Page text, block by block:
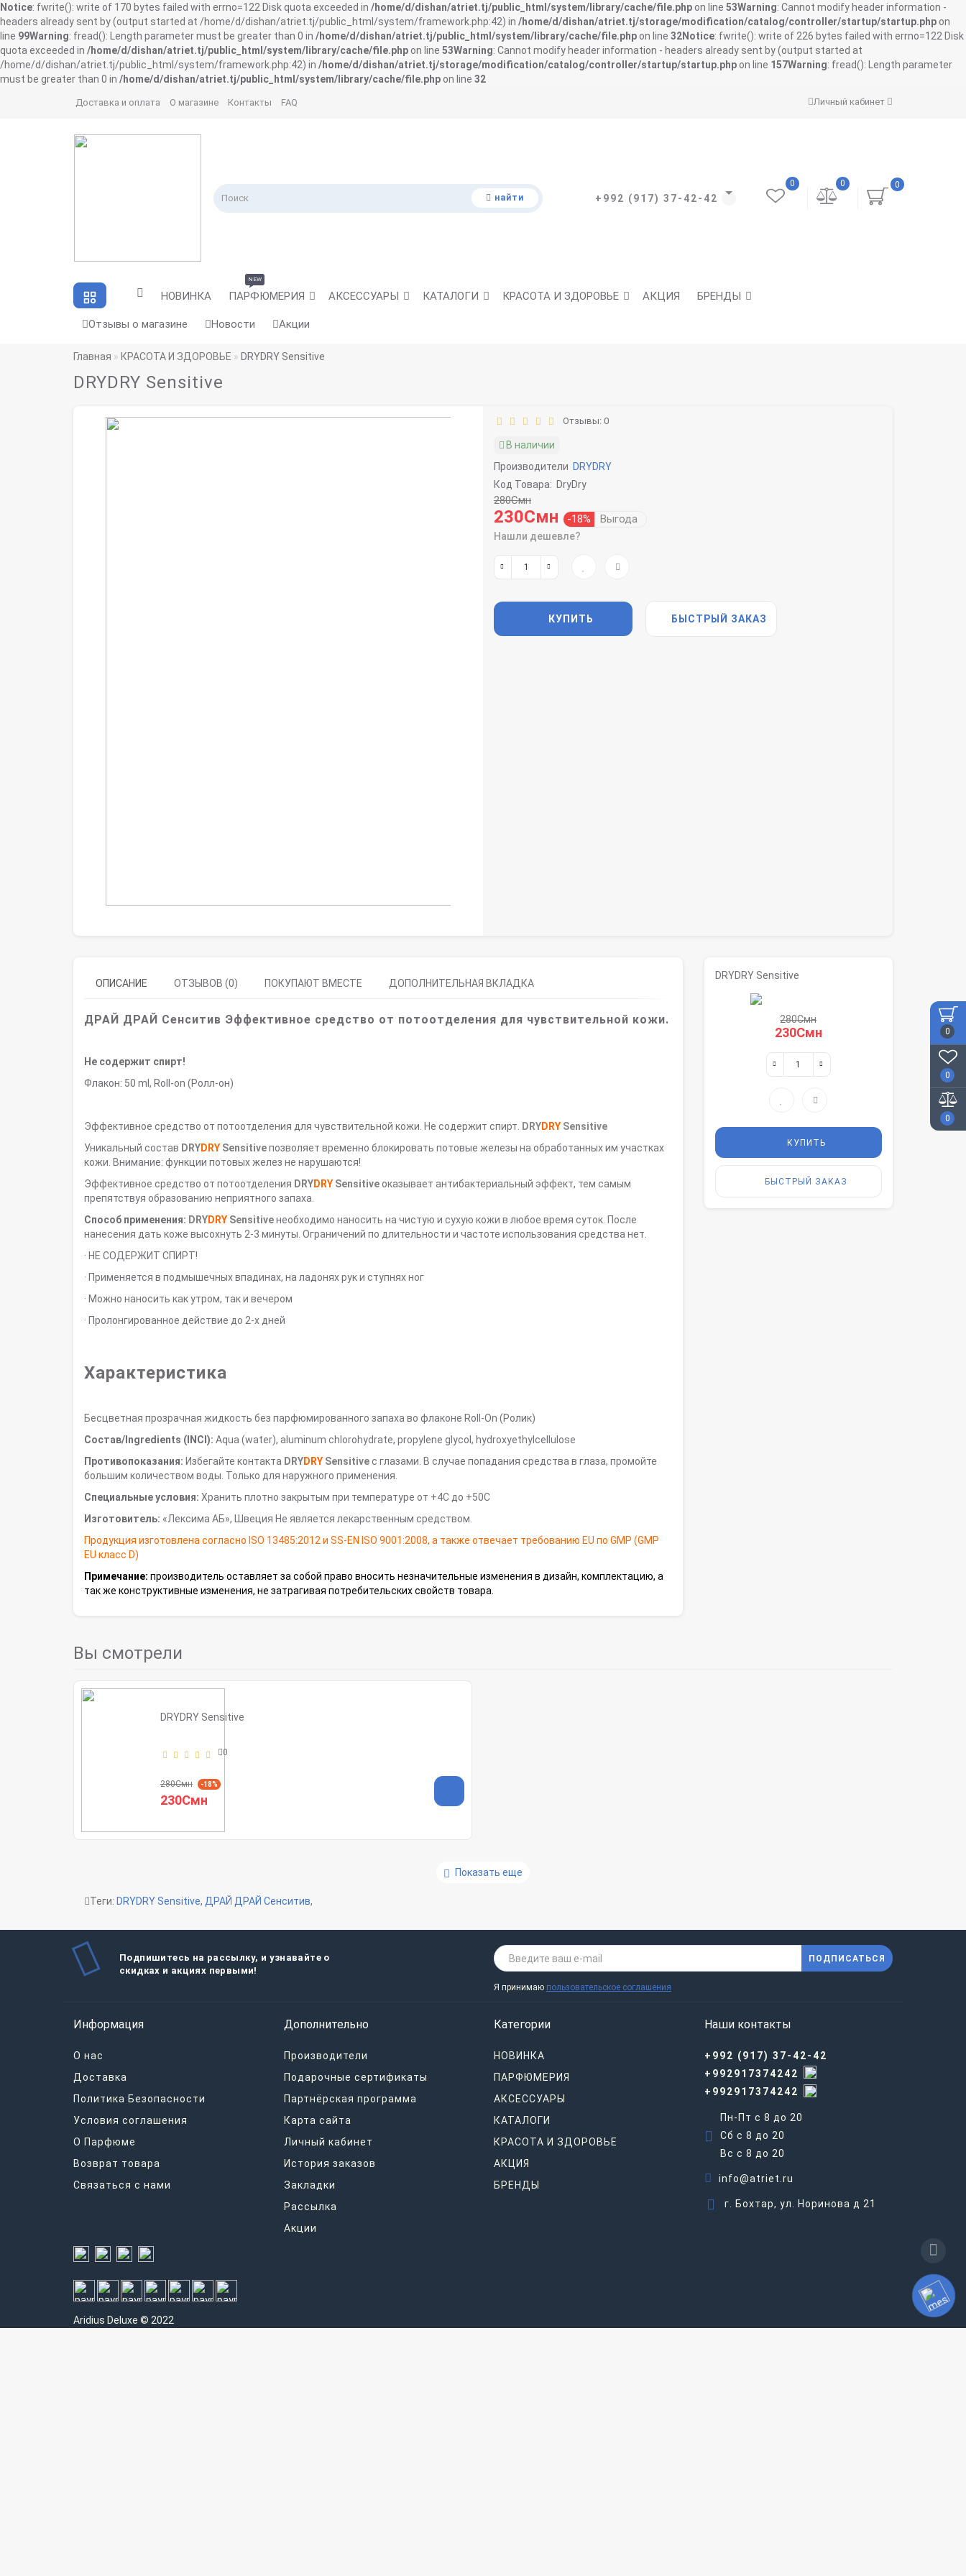
Notice: fwrite(): write of 170 bytes failed with errno=122 Disk quota exceeded in /home/d/dishan/atriet.tj/public_html/system/library/cache/file.php on line 53Warning: Cannot modify header information -
headers already sent by (output started at /home/d/dishan/atriet.tj/public_html/system/framework.php:42) in /home/d/dishan/atriet.tj/storage/modification/catalog/controller/startup/startup.php on
line 99Warning: fread(): Length parameter must be greater than 0 in /home/d/dishan/atriet.tj/public_html/system/library/cache/file.php on line 32Notice: fwrite(): write of 226 bytes failed with errno=122 Disk
quota exceeded in /home/d/dishan/atriet.tj/public_html/system/library/cache/file.php on line 53Warning: Cannot modify header information - headers already sent by (output started at
/home/d/dishan/atriet.tj/public_html/system/framework.php:42) in /home/d/dishan/atriet.tj/storage/modification/catalog/controller/startup/startup.php on line 157Warning: fread(): Length parameter
must be greater than 0 in /home/d/dishan/atriet.tj/public_html/system/library/cache/file.php on line 32
0
0
0
Личный кабинет
Доставка и оплата О магазине Контакты FAQ
найти +992 (917) 37-42-42
0
0
0
НОВИНКА ПАРФЮМЕРИЯ
NEW
АКСЕССУАРЫ КАТАЛОГИ КРАСОТА И ЗДОРОВЬЕ АКЦИЯ БРЕНДЫ
Отзывы о магазине Новости Акции
Главная КРАСОТА И ЗДОРОВЬЕ DRYDRY Sensitive
DRYDRY Sensitive
Отзывы: 0
В наличии
Производители DRYDRY
Код Товара: DryDry
280Смн
230Смн -18% Выгода
Нашли дешевле?
КУПИТЬ БЫСТРЫЙ ЗАКАЗ
ОПИСАНИЕ ОТЗЫВОВ (0) ПОКУПАЮТ ВМЕСТЕ ДОПОЛНИТЕЛЬНАЯ ВКЛАДКА
ДРАЙ ДРАЙ Сенситив Эффективное средство от потоотделения для чувствительной кожи.
Не содержит спирт!
Флакон: 50 ml, Roll-on (Ролл-он)
Эффективное средство от потоотделения для чувствительной кожи. Не содержит спирт. DRYDRY Sensitive
Уникальный состав DRYDRY Sensitiveпозволяет временно блокировать потовые железы на обработанных им участках
кожи. Внимание: функции потовых желез не нарушаются!
Эффективное средство от потоотделения DRYDRY Sensitiveоказывает антибактериальный эффект, тем самым
препятствуя образованию неприятного запаха.
Способ применения: DRYDRY Sensitiveнеобходимо наносить на чистую и сухую кожи в любое время суток. После
нанесения дать коже высохнуть 2-3 минуты. Ограничений по длительности и частоте использования средства нет.
· НЕ СОДЕРЖИТ СПИРТ!
· Применяется в подмышечных впадинах, на ладонях рук и ступнях ног
· Можно наносить как утром, так и вечером
· Пролонгированное действие до 2-х дней
Характеристика
Бесцветная прозрачная жидкость без парфюмированного запаха во флаконе Roll-On (Ролик)
Состав/Ingredients (INCI): Aqua (water), aluminum chlorohydrate, propylene glycol, hydroxyethylcellulose
Противопоказания: Избегайте контакта DRYDRY Sensitiveс глазами. В случае попадания средства в глаза, промойте
большим количеством воды. Только для наружного применения.
Специальные условия: Хранить плотно закрытым при температуре от +4С до +50С
Изготовитель: «Лексима АБ», Швеция Не является лекарственным средством.
Продукция изготовлена согласно ISO 13485:2012 и SS-EN ISO 9001:2008, а также отвечает требованию EU по GMP (GMP
EU класс D)
Примечание: производитель оставляет за собой право вносить незначительные изменения в дизайн, комплектацию, а
так же конструктивные изменения, не затрагивая потребительских свойств товара.
DRYDRY Sensitive
280Смн
230Смн
КУПИТЬ
БЫСТРЫЙ ЗАКАЗ
Вы смотрели
DRYDRY Sensitive
0
280Смн -18%
230Смн
Показать еще
Теги: DRYDRY Sensitive, ДРАЙ ДРАЙ Сенситив,
Подпишитесь на рассылку, и узнавайте о
скидках и акциях первыми!
ПОДПИСАТЬСЯ
Я принимаю пользовательское соглашения
Информация
О нас
Доставка
Политика Безопасности
Условия соглашения
О Парфюме
Возврат товара
Связаться с нами
Дополнительно
Производители
Подарочные сертификаты
Партнёрская программа
Карта сайта
Личный кабинет
История заказов
Закладки
Рассылка
Акции
Категории
НОВИНКА
ПАРФЮМЕРИЯ
АКСЕССУАРЫ
КАТАЛОГИ
КРАСОТА И ЗДОРОВЬЕ
АКЦИЯ
БРЕНДЫ
Наши контакты
+992 (917) 37-42-42
+992917374242
+992917374242
Пн-Пт с 8 до 20
Сб с 8 до 20
Вс c 8 до 20
info@atriet.ru
г. Бохтар, ул. Норинова д 21
Aridius Deluxe © 2022